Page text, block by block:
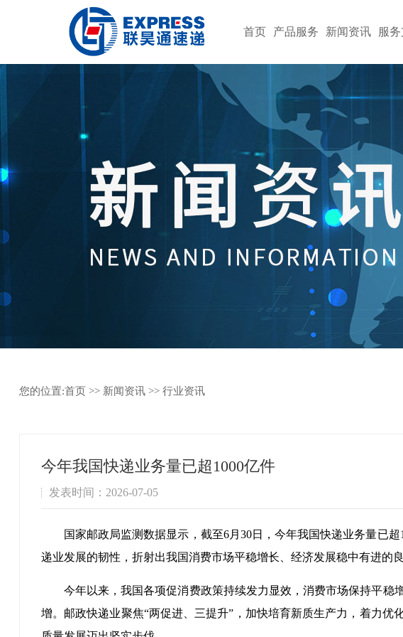
首页 产品服务 新闻资讯 服
您的位置:首页>> 新闻资讯>> 行业资讯
今年我国快递业务量已超1000亿件
发表时间：2026-07-05
国家邮政局监测数据显示，截至6月30日，今年我国快递业务量已
递业发展的韧性，折射出我国消费市场平稳增长、经济发展稳中有进的良
今年以来，我国各项促消费政策持续发力显效，消费市场保持平稳
增。邮政快递业聚焦“两促进、三提升”，加快培育新质生产力，着力优